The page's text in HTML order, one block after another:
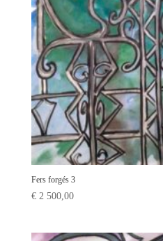
Fers forgés 3
€2 500,00